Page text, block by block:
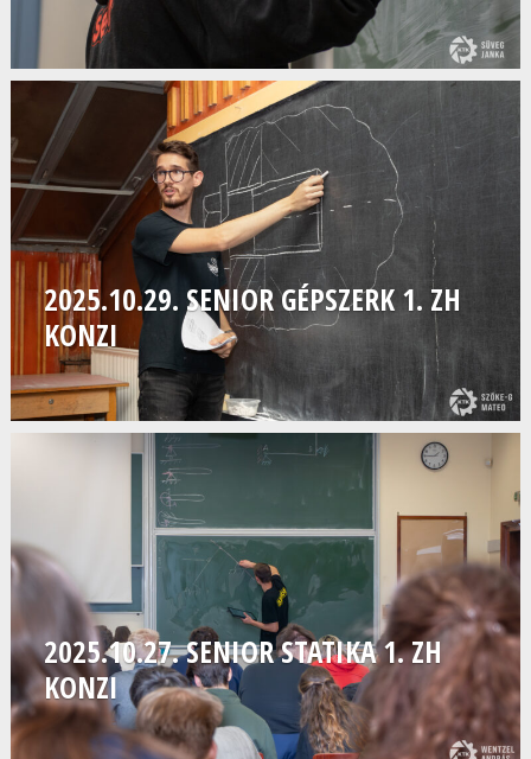
2025.10.29. SENIOR GÉPSZERK 1. ZH
KONZI
2025.10.27. SENIOR STATIKA 1. ZH
KONZI